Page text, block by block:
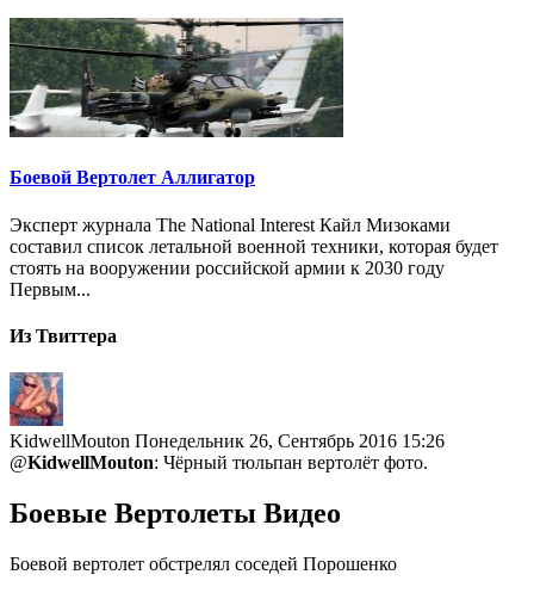
Боевой Вертолет Аллигатор
Эксперт журнала The National Interest Кайл Мизоками
составил список летальной военной техники, которая будет
стоять на вооружении российской армии к 2030 году
Первым...
Из Твиттера
KidwellMouton Понедельник 26, Сентябрь 2016 15:26
@KidwellMouton: Чёрный тюльпан вертолёт фото.
Боевые Вертолеты Видео
Боевой вертолет обстрелял соседей Порошенко